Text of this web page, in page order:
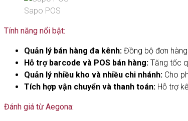
Sapo POS
Tính năng nổi bật:
Quản lý bán hàng đa kênh: Đồng bộ đơn
Hỗ trợ barcode và POS bán hàng: Tăng tốc
Quản lý nhiều kho và nhiều chi nhánh: Cho
Tích hợp vận chuyển và thanh toán: Hỗ trợ
Đánh giá từ Aegona: